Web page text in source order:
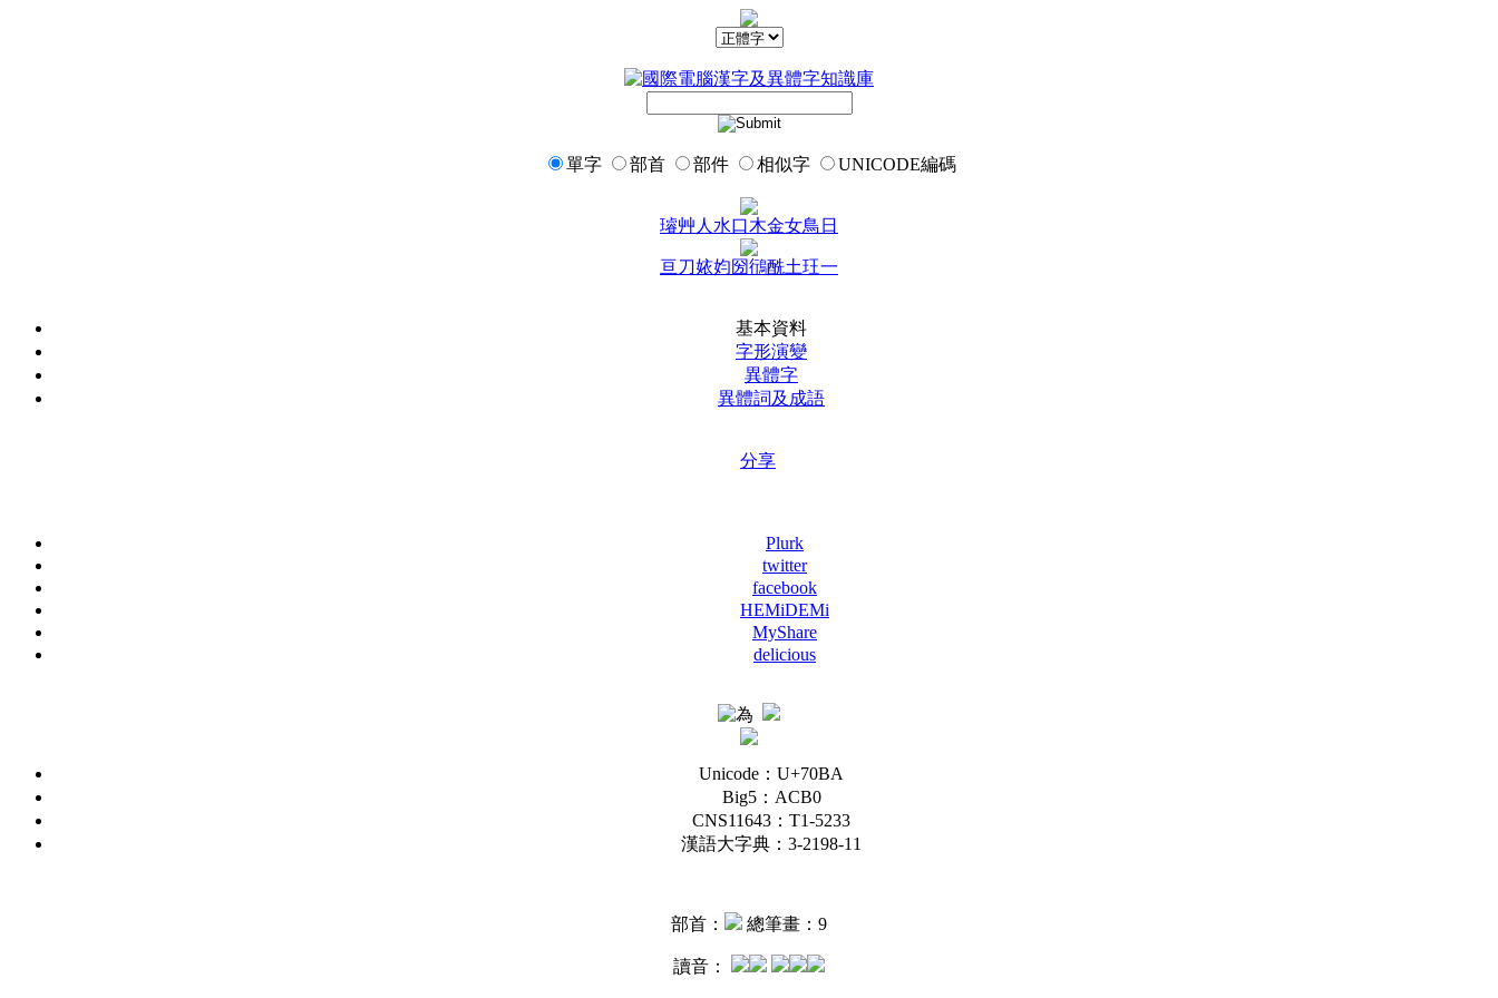
單字 部首 部件 相似字 UNICODE編碼
璿艸 人 水口木金女鳥 日
亘刀㛄㚬圀鴴酰土玨一
基本資料
字形演變
異體字
異體詞及成語
分享
Plurk
twitter
facebook
HEMiDEMi
MyShare
delicious
Unicode：U+70BA
Big5：ACB0
CNS11643：T1-5233
漢語大字典：3-2198-11
部首： 總筆畫：9
讀音：